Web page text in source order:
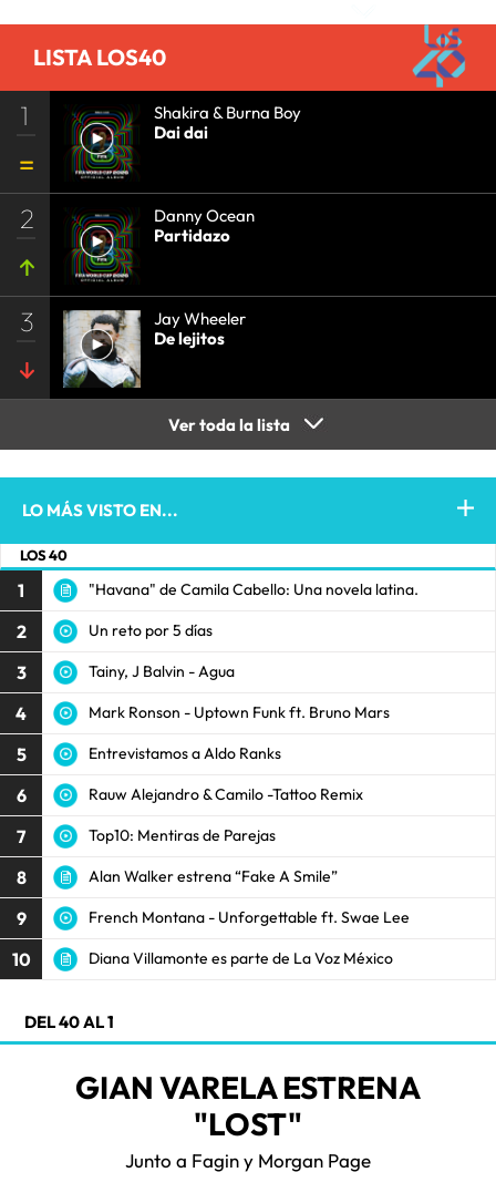
LISTA LOS40
1
Shakira & Burna Boy
Dai dai
2
Danny Ocean
Partidazo
3
Jay Wheeler
De lejitos
Ver toda la lista
LO MÁS VISTO EN...
LOS 40
1 "Havana" de Camila Cabello: Una novela latina.
2 Un reto por 5 días
3 Tainy, J Balvin - Agua
4 Mark Ronson - Uptown Funk ft. Bruno Mars
5 Entrevistamos a Aldo Ranks
6 Rauw Alejandro & Camilo -Tattoo Remix
7 Top10: Mentiras de Parejas
8 Alan Walker estrena “Fake A Smile”
9 French Montana - Unforgettable ft. Swae Lee
10 Diana Villamonte es parte de La Voz México
DEL 40 AL 1
GIAN VARELA ESTRENA
"LOST"
Junto a Fagin y Morgan Page